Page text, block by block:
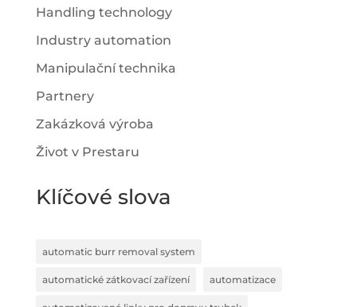
Handling technology
Industry automation
Manipulační technika
Partnery
Zakázková výroba
Život v Prestaru
Klíčové slova
automatic burr removal system
automatické zátkovací zařízení automatizace